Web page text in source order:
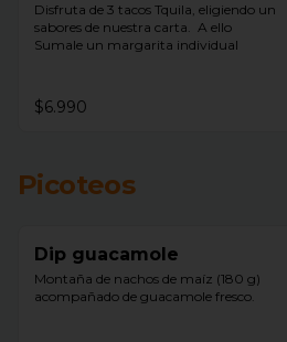
Disfruta de 3 tacos Tquila, eligiendo un
sabores de nuestra carta.  A ello
Sumale un margarita individual
$6.990
Picoteos
Dip guacamole
Montaña de nachos de maíz (180 g)
acompañado de guacamole fresco.